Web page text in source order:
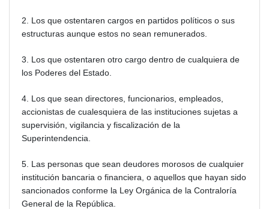
2. Los que ostentaren cargos en partidos políticos o sus
estructuras aunque estos no sean remunerados.
3. Los que ostentaren otro cargo dentro de cualquiera de
los Poderes del Estado.
4. Los que sean directores, funcionarios, empleados,
accionistas de cualesquiera de las instituciones sujetas a
supervisión, vigilancia y fiscalización de la
Superintendencia.
5. Las personas que sean deudores morosos de cualquier
institución bancaria o financiera, o aquellos que hayan sido
sancionados conforme la Ley Orgánica de la Contraloría
General de la República.